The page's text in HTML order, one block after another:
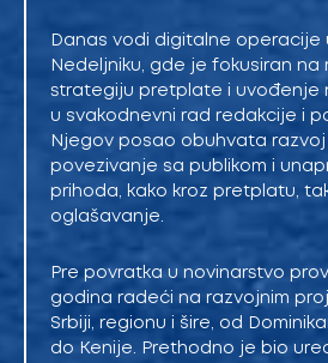
Danas vodi digitalne operacije
Nedeljniku, gde je fokusiran
strategiju pretplate i uvođenje
u svakodnevni rad redakcije i
Njegov posao obuhvata razvoj
povezivanje sa publikom i
prihoda, kako kroz pretplatu,
oglašavanje.
Pre povratka u novinarstvo
godina radeći na razvojnim
Srbiji, regionu i šire, od
do Kenije. Prethodno je bio